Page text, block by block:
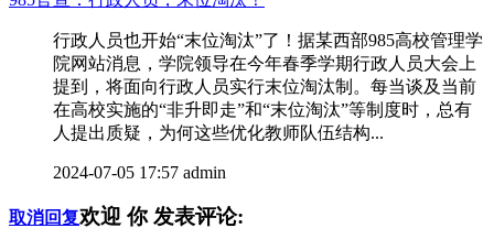
行政人员也开始“末位淘汰”了！据某西部985高校管理学
院网站消息，学院领导在今年春季学期行政人员大会上
提到，将面向行政人员实行末位淘汰制。每当谈及当前
在高校实施的“非升即走”和“末位淘汰”等制度时，总有
人提出质疑，为何这些优化教师队伍结构...
2024-07-05 17:57 admin
取消回复欢迎 你发表评论: